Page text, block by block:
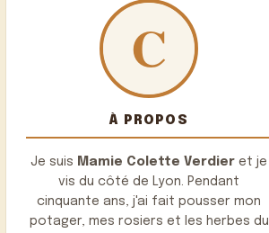
À PROPOS
Je suis Mamie Colette Verdier et je
vis du côté de Lyon. Pendant
cinquante ans, j'ai fait pousser mon
potager, mes rosiers et les herbes du